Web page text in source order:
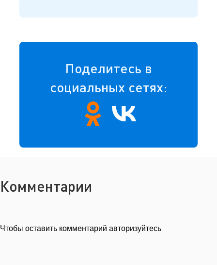
Поделитесь в
социальных сетях:
Комментарии
Чтобы оставить комментарий авторизуйтесь